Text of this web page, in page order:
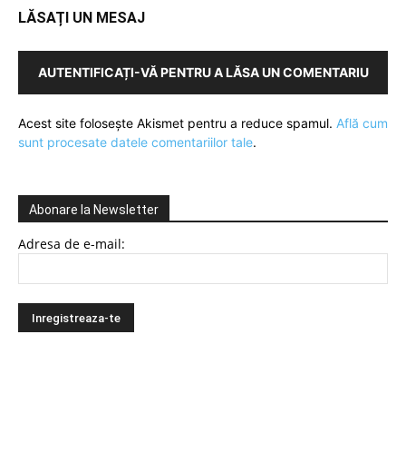
LĂSAȚI UN MESAJ
AUTENTIFICAȚI-VĂ PENTRU A LĂSA UN COMENTARIU
Acest site folosește Akismet pentru a reduce spamul. Află cum
sunt procesate datele comentariilor tale.
Abonare la Newsletter
Adresa de e-mail: